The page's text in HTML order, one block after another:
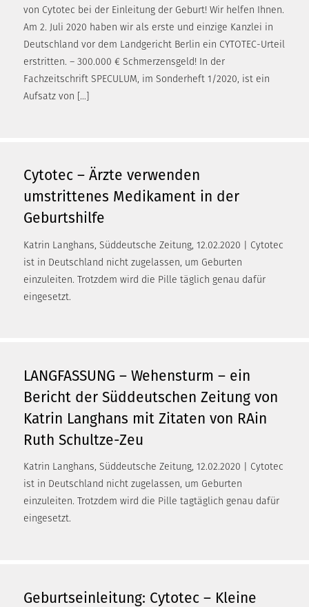
von Cytotec bei der Einleitung der Geburt! Wir helfen Ihnen.
Am 2. Juli 2020 haben wir als erste und einzige Kanzlei in
Deutschland vor dem Landgericht Berlin ein CYTOTEC-Urteil
erstritten. – 300.000 € Schmerzensgeld! In der
Fachzeitschrift SPECULUM, im Sonderheft 1/2020, ist ein
Aufsatz von […]
Cytotec – Ärzte verwenden
umstrittenes Medikament in der
Geburtshilfe
Katrin Langhans, Süddeutsche Zeitung, 12.02.2020 | Cytotec
ist in Deutschland nicht zugelassen, um Geburten
einzuleiten. Trotzdem wird die Pille täglich genau dafür
eingesetzt.
LANGFASSUNG – Wehensturm – ein
Bericht der Süddeutschen Zeitung von
Katrin Langhans mit Zitaten von RAin
Ruth Schultze-Zeu
Katrin Langhans, Süddeutsche Zeitung, 12.02.2020 | Cytotec
ist in Deutschland nicht zugelassen, um Geburten
einzuleiten. Trotzdem wird die Pille tagtäglich genau dafür
eingesetzt.
Geburtseinleitung: Cytotec – Kleine